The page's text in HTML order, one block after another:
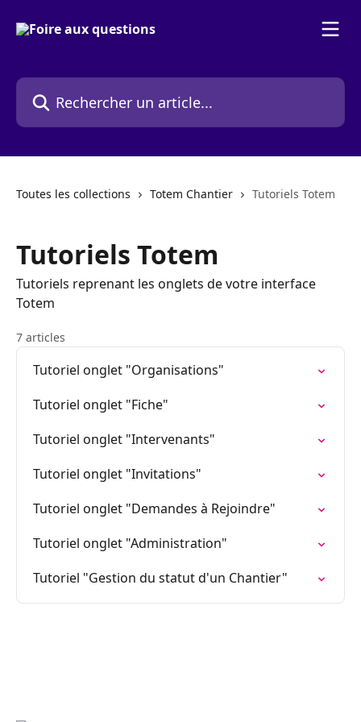
Rechercher un article...
Toutes les collections Totem Chantier Tutoriels Totem
Tutoriels Totem
Tutoriels reprenant les onglets de votre interface
Totem
7 articles
Tutoriel onglet "Organisations"
Tutoriel onglet "Fiche"
Tutoriel onglet "Intervenants"
Tutoriel onglet "Invitations"
Tutoriel onglet "Demandes à Rejoindre"
Tutoriel onglet "Administration"
Tutoriel "Gestion du statut d'un Chantier"